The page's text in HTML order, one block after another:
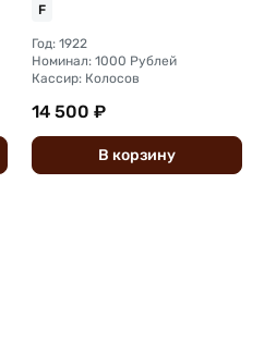
F
Год: 1922
Номинал: 1000 Рублей
Кассир: Колосов
14 500 ₽
В корзину